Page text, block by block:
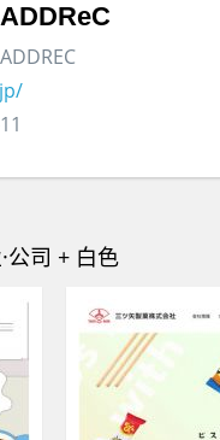
ADDReC
公司 + 白色